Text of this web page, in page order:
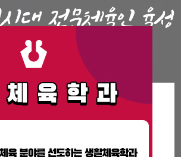
Sports for All
생활체육학과 진천 선수촌 교외 현장 체험 학습 2026-04-30